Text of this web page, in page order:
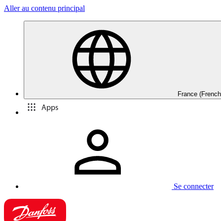
Aller au contenu principal
France
Apps
Se connecter